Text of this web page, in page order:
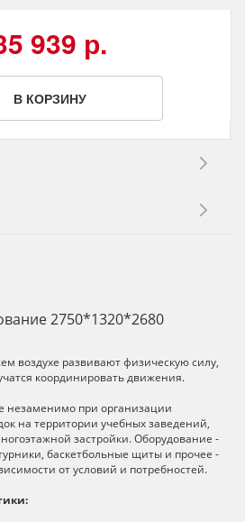
939 р.
В КОРЗИНУ
2750*1320*2680
воздухе развивают физическую силу,
координировать движения.
незаменимо при организации
на территории учебных заведений,
застройки. Оборудование -
баскетбольные щиты и прочее -
от условий и потребностей.